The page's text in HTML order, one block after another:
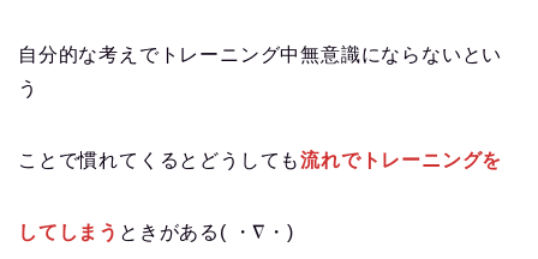
自分的な考えでトレーニング中無意識にならないとい
う
ことで慣れてくるとどうしても流れでトレーニングを
してしまう ときがある( ・∇・)